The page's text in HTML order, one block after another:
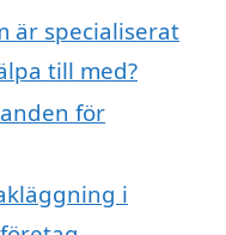
är specialiserat
till med?
för
i